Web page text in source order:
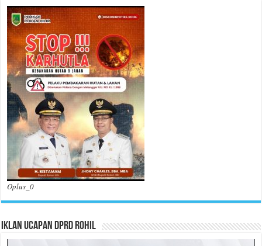
Oplus_0
Iklan Ucapan DPRD Rohil